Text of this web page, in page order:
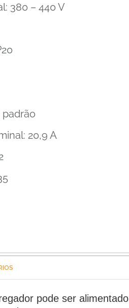
380 – 440 V
padrão
20,9 A
pode ser alimentado